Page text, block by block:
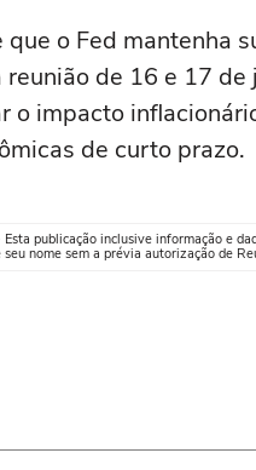
o Fed mantenha
de 16 e 17
o impacto
de curto prazo.
Esta publicação inclusive informação e
seu nome sem a prévia autorização de